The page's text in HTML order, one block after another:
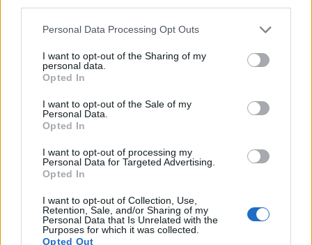
Personal Data Processing Opt Outs
I want to opt-out of the Sharing of my
personal data.
Opted In
I want to opt-out of the Sale of my
Personal Data.
Opted In
I want to opt-out of processing my
Personal Data for Targeted Advertising.
Opted In
I want to opt-out of Collection, Use,
Retention, Sale, and/or Sharing of my
Personal Data that Is Unrelated with the
Purposes for which it was collected.
Opted Out
Golf Mk2 16v Turbo 137 svar
Senaste inlägget av16vt4m för 14 timmar sedan Projekt
Vw 1956 oval prosjekt 11 svar
Senaste inlägget av
Volvo 245 ?Turbo?
Senaste inlägget av Projekt
VTi
Senaste inlägget av
Nyaste forumtrådarna
Ni som kör HEV eller PHEV ? är ni nöjda?
Senaste inlägget av